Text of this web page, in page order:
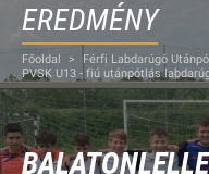
EREDMÉNY
Főoldal > Férfi Labdarúgó
PVSK U13 - fiú utánpótlás